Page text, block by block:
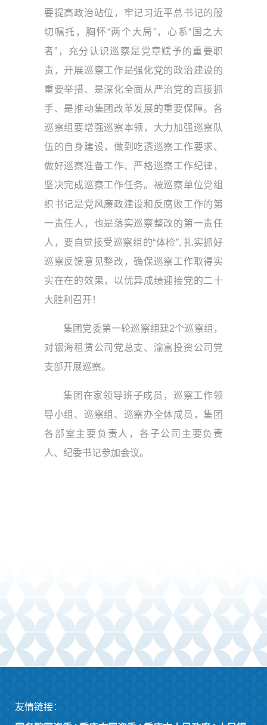
要提高政治站位，牢记习近平总书记的殷
切嘱托，胸怀“两个大局”，心系“国之大
者”，充分认识巡察是党章赋予的重要职
责，开展巡察工作是强化党的政治建设的
重要举措、是深化全面从严治党的直接抓
手、是推动集团改革发展的重要保障。各
巡察组要增强巡察本领，大力加强巡察队
伍的自身建设，做到吃透巡察工作要求、
做好巡察准备工作、严格巡察工作纪律，
坚决完成巡察工作任务。被巡察单位党组
织书记是党风廉政建设和反腐败工作的第
一责任人，也是落实巡察整改的第一责任
人，要自觉接受巡察组的“体检”, 扎实抓好
巡察反馈意见整改，确保巡察工作取得实
实在在的效果，以优异成绩迎接党的二十
大胜利召开！
集团党委第一轮巡察组建2个巡察组，
对银海租赁公司党总支、渝富投资公司党
支部开展巡察。
集团在家领导班子成员，巡察工作领
导小组、巡察组、巡察办全体成员，集团
各部室主要负责人，各子公司主要负责
人、纪委书记参加会议。
友情链接：